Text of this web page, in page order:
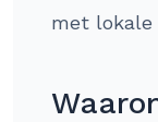
met lokale